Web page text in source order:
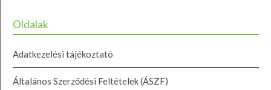
Oldalak
Adatkezelési tájékoztató
Általános Szerződési Feltételek (ÁSZF)